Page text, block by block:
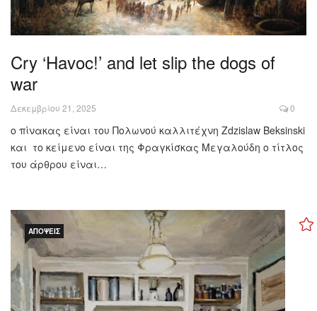
Cry ‘Havoc!’ and let slip the dogs of
war
Δεκεμβρίου 21, 2025 0
ο πίνακας είναι του Πολωνού καλλιτέχνη Zdzislaw Beksinski
και το κείμενο είναι της Φραγκίσκας Μεγαλούδη ο τίτλος
του άρθρου είναι…
ΑΠΌΨΕΙΣ